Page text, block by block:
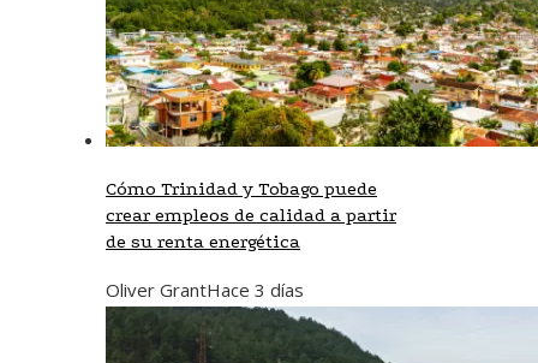
Cómo Trinidad y Tobago puede
crear empleos de calidad a partir
de su renta energética
Oliver GrantHace 3 días